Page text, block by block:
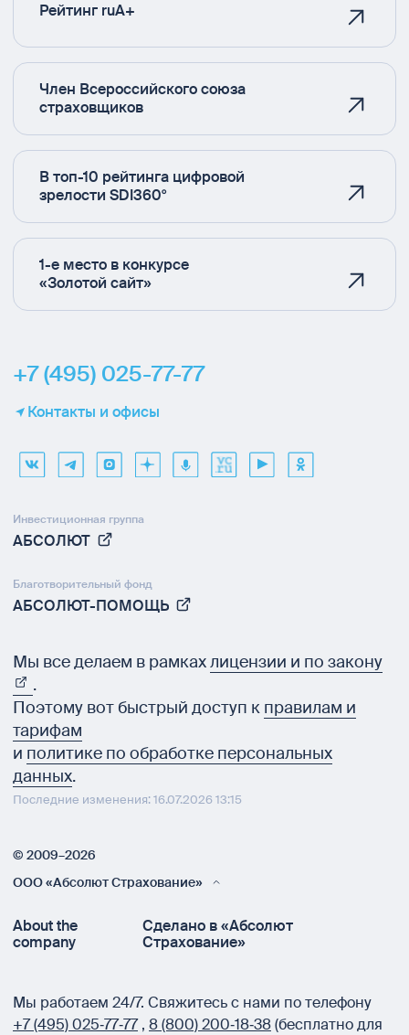
Рейтинг ruA+
Член Всероссийского союза
страховщиков
В топ-10 рейтинга цифровой
зрелости SDI360°
1-е место в конкурсе
«Золотой сайт»
+7 (495) 025-77-77
Контакты и офисы
Инвестиционная группа
АБСОЛЮТ
Благотворительный фонд
АБСОЛЮТ-ПОМОЩЬ
Мы все делаем в рамкахлицензии и по закону
.
Поэтому вот быстрый доступ к правилам и
тарифам
и политике по обработке персональных
данных.
Последние изменения: 16.07.2026 13:15
© 2009–2026
ООО «Абсолют Страхование»
About the
company
Сделано в «Абсолют
Страхование»
Мы работаем 24/7. Свяжитесь с нами по телефону
+7 (495) 025‑77‑77 , 8 (800) 200‑18‑38(бесплатно для